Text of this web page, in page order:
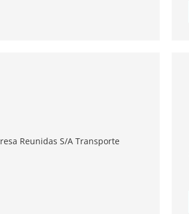
Reunidas S/A Transporte